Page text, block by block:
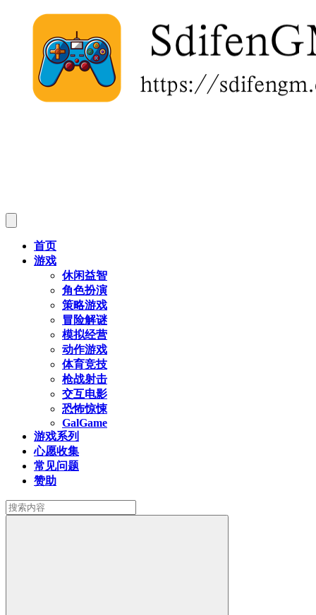
首页
游戏
休闲益智
角色扮演
策略游戏
冒险解谜
模拟经营
动作游戏
体育竞技
枪战射击
交互电影
恐怖惊悚
GalGame
游戏系列
心愿收集
常见问题
赞助